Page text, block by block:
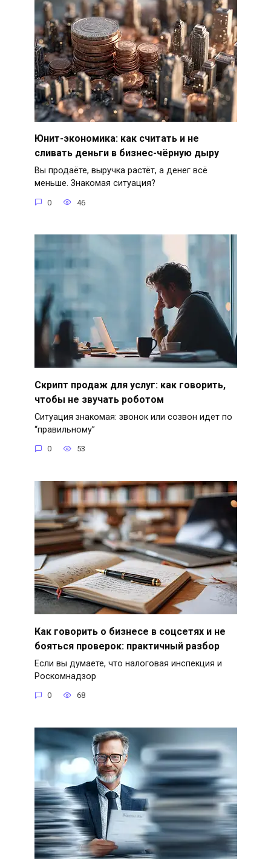
Юнит-экономика: как считать и не
сливать деньги в бизнес-чёрную дыру
Вы продаёте, выручка растёт, а денег всё
меньше. Знакомая ситуация?
0 46
Скрипт продаж для услуг: как говорить,
чтобы не звучать роботом
Ситуация знакомая: звонок или созвон идет по
“правильному”
0 53
Как говорить о бизнесе в соцсетях и не
бояться проверок: практичный разбор
Если вы думаете, что налоговая инспекция и
Роскомнадзор
0 68